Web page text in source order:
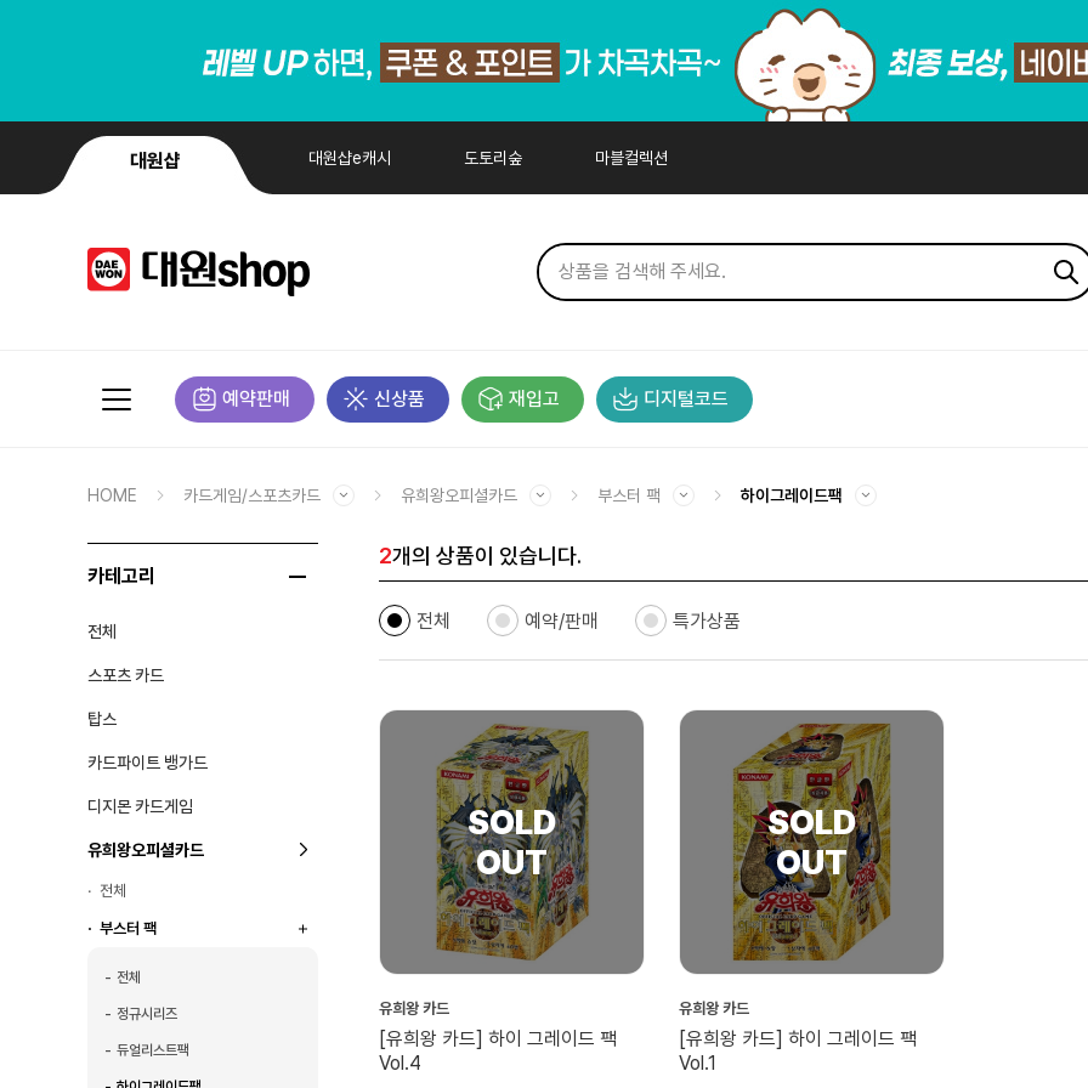
대원샵 대원샵e캐시 도토리숲 마블컬렉션
예약판매 신상품 재입고 디지털코드
HOME 카드게임/스포츠카드 유희왕오피셜카드 부스터 팩 하이그레이드팩
카테고리
전체
스포츠 카드
탑스
카드파이트 뱅가드
디지몬 카드게임
유희왕오피셜카드
전체
부스터 팩
전체
정규시리즈
듀얼리스트팩
2개의 상품이 있습니다.
전체 예약/판매 특가상품
유희왕 카드
[유희왕 카드] 하이 그레이드 팩
Vol.4
유희왕 카드
[유희왕 카드] 하이 그레이드 팩
Vol.1